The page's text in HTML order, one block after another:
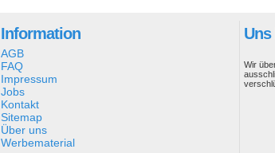
Information
AGB
FAQ
Impressum
Jobs
Kontakt
Sitemap
Über uns
Werbematerial
Wir